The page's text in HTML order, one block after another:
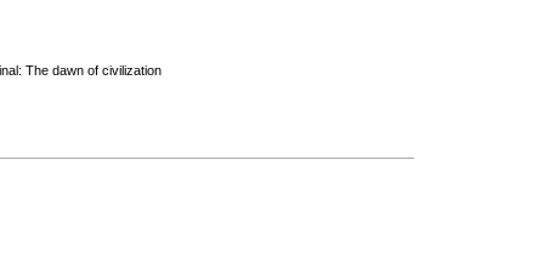
The dawn of civilization